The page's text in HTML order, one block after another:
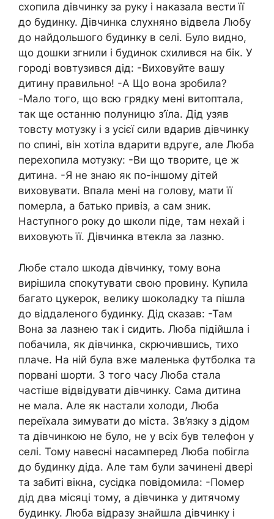
схопила дівчинку за руку і наказала вести її
до будинку. Дівчинка слухняно відвела Любу
до найдольшого будинку в селі. Було видно,
що дошки згнили і будинок схилився на бік. У
городі вовтузився дід: -Виховуйте вашу
дитину правильно! -А Що вона зробила?
-Мало того, що всю грядку мені витоптала,
так ще останню полуницю з’їла. Дід узяв
товсту мотузку і з yciєї сили вдapив дівчинку
по спині, він хотіла вдapити вдруге, але Люба
перехопила мотузку: -Ви що творите, це ж
дитина. -Я не знаю як по-іншому дітей
виховувати. Впала мені на голову, мати її
помepла, а батько привіз, а сам зник.
Наступного року до школи піде, там нехай і
виховують її. Дівчинка втекла за лазню.
Любе стало шкода дівчинку, тому вона
вирішила спокутувати свою провину. Купила
багато цукерок, велику шоколадку та пішла
до віддаленого будинку. Дід сказав: -Там
Вона за лазнею так і сидить. Люба підійшла і
побачила, як дівчинка, скрючившись, тихо
плaче. На ній була вже маленька футболка та
порвані шорти. З того часу Люба стала
частіше відвідувати дівчинку. Сама дитина
не мала. Але як настали холоди, Люба
переїхала зимувати до міста. Зв’язку з дідом
та дівчинкою не було, не у всіх був телефон у
селі. Тому навесні насамперед Люба побігла
до будинку діда. Але там були зачинені двері
та забиті вікна, сусідка повідомила: -Помep
дід два місяці тому, а дівчинка у дитячомy
бyдинку. Люба відразу знайшла дівчинку і